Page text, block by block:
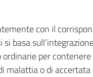
con il
basa
per
malattia o di